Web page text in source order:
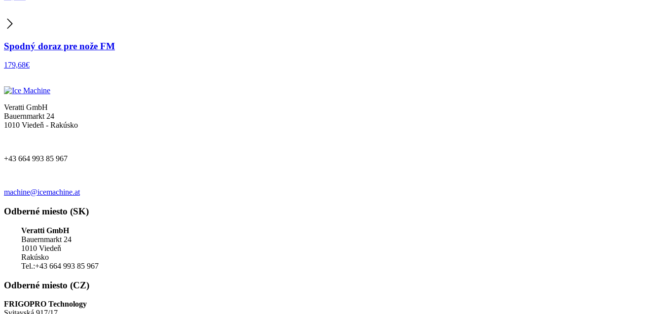
Spodný doraz pre nože FM
179,68€
Veratti GmbH
Bauernmarkt 24
1010 Viedeň - Rakúsko
+43 664 993 85 967
machine@icemachine.at
Odberné miesto (SK)
Veratti GmbH
Bauernmarkt 24
1010 Viedeň
Rakúsko
Tel.:+43 664 993 85 967
Odberné miesto (CZ)
FRIGOPRO Technology